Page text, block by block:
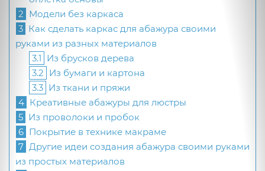
2 Модели без каркаса
3 Как сделать каркас для абажура своими
руками из разных материалов
3.1 Из брусков дерева
3.2 Из бумаги и картона
3.3 Из ткани и пряжи
4 Креативные абажуры для люстры
5 Из проволоки и пробок
6 Покрытие в технике макраме
7 Другие идеи создания абажура своими руками
из простых материалов